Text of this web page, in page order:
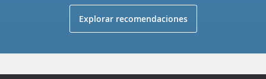
Explorar recomendaciones